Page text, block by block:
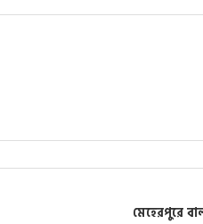
মেহেরপুরে